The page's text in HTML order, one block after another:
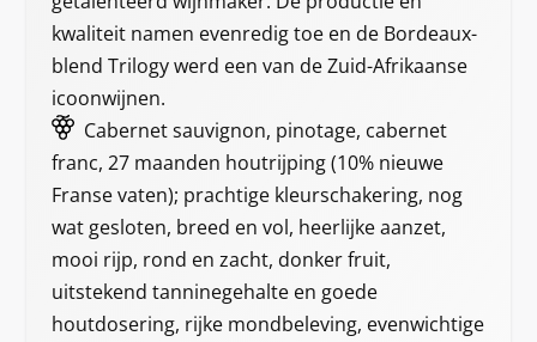
kwaliteit namen evenredig toe en de Bordeaux-
blend Trilogy werd een van de Zuid-Afrikaanse
icoonwijnen.
Cabernet sauvignon, pinotage, cabernet
franc, 27 maanden houtrijping (10% nieuwe
Franse vaten); prachtige kleurschakering, nog
wat gesloten, breed en vol, heerlijke aanzet,
mooi rijp, rond en zacht, donker fruit,
uitstekend tanninegehalte en goede
houtdosering, rijke mondbeleving, evenwichtige